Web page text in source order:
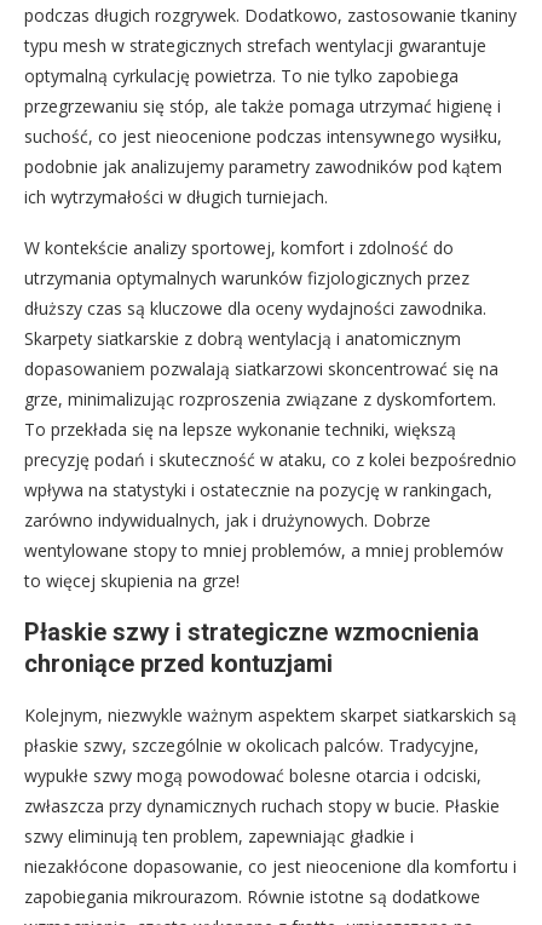
podczas długich rozgrywek. Dodatkowo, zastosowanie tkaniny
typu mesh w strategicznych strefach wentylacji gwarantuje
optymalną cyrkulację powietrza. To nie tylko zapobiega
przegrzewaniu się stóp, ale także pomaga utrzymać higienę i
suchość, co jest nieocenione podczas intensywnego wysiłku,
podobnie jak analizujemy parametry zawodników pod kątem
ich wytrzymałości w długich turniejach.
W kontekście analizy sportowej, komfort i zdolność do
utrzymania optymalnych warunków fizjologicznych przez
dłuższy czas są kluczowe dla oceny wydajności zawodnika.
Skarpety siatkarskie z dobrą wentylacją i anatomicznym
dopasowaniem pozwalają siatkarzowi skoncentrować się na
grze, minimalizując rozproszenia związane z dyskomfortem.
To przekłada się na lepsze wykonanie techniki, większą
precyzję podań i skuteczność w ataku, co z kolei bezpośrednio
wpływa na statystyki i ostatecznie na pozycję w rankingach,
zarówno indywidualnych, jak i drużynowych. Dobrze
wentylowane stopy to mniej problemów, a mniej problemów
to więcej skupienia na grze!
Płaskie szwy i strategiczne wzmocnienia
chroniące przed kontuzjami
Kolejnym, niezwykle ważnym aspektem skarpet siatkarskich są
płaskie szwy, szczególnie w okolicach palców. Tradycyjne,
wypukłe szwy mogą powodować bolesne otarcia i odciski,
zwłaszcza przy dynamicznych ruchach stopy w bucie. Płaskie
szwy eliminują ten problem, zapewniając gładkie i
niezakłócone dopasowanie, co jest nieocenione dla komfortu i
zapobiegania mikrourazom. Równie istotne są dodatkowe